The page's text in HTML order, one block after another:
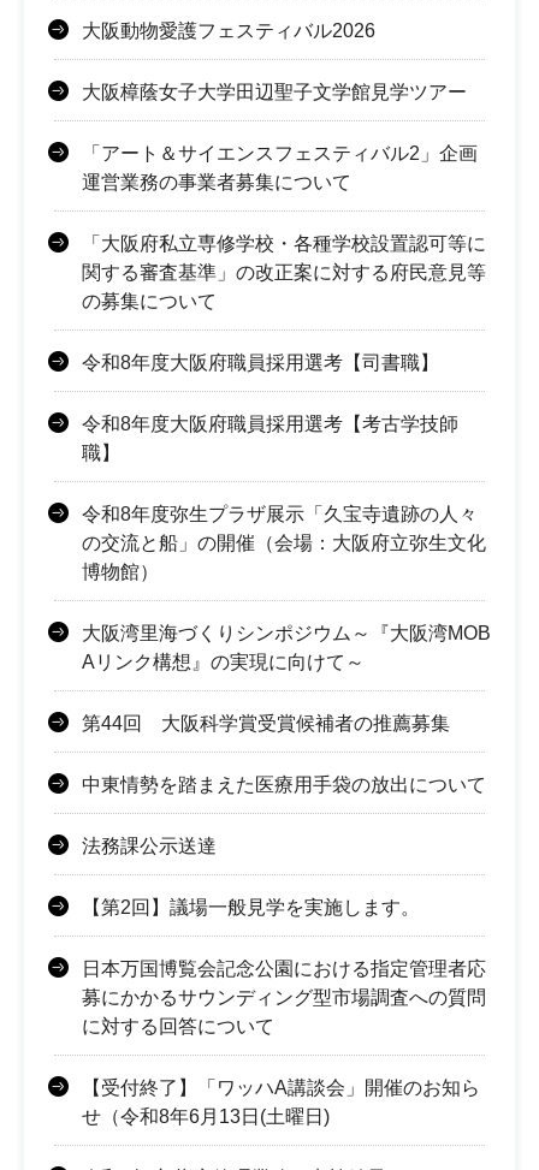
大阪動物愛護フェスティバル2026
大阪樟蔭女子大学田辺聖子文学館見学ツアー
「アート＆サイエンスフェスティバル2」企画
運営業務の事業者募集について
「大阪府私立専修学校・各種学校設置認可等に
関する審査基準」の改正案に対する府民意見等
の募集について
令和8年度大阪府職員採用選考【司書職】
令和8年度大阪府職員採用選考【考古学技師
職】
令和8年度弥生プラザ展示「久宝寺遺跡の人々
の交流と船」の開催（会場：大阪府立弥生文化
博物館）
大阪湾里海づくりシンポジウム～『大阪湾MOB
Aリンク構想』の実現に向けて～
第44回 大阪科学賞受賞候補者の推薦募集
中東情勢を踏まえた医療用手袋の放出について
法務課公示送達
【第2回】議場一般見学を実施します。
日本万国博覧会記念公園における指定管理者応
募にかかるサウンディング型市場調査への質問
に対する回答について
【受付終了】「ワッハA講談会」開催のお知ら
せ（令和8年6月13日(土曜日)